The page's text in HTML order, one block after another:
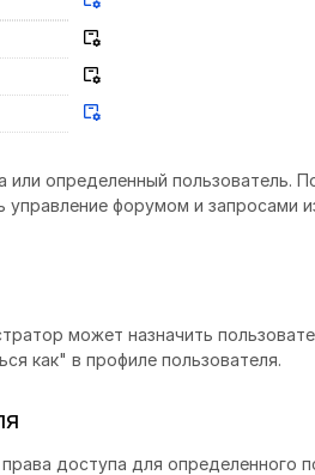
определенный пользователь.
форумом и запросами
может назначить
как" в профиле пользователя.
доступа для определенного